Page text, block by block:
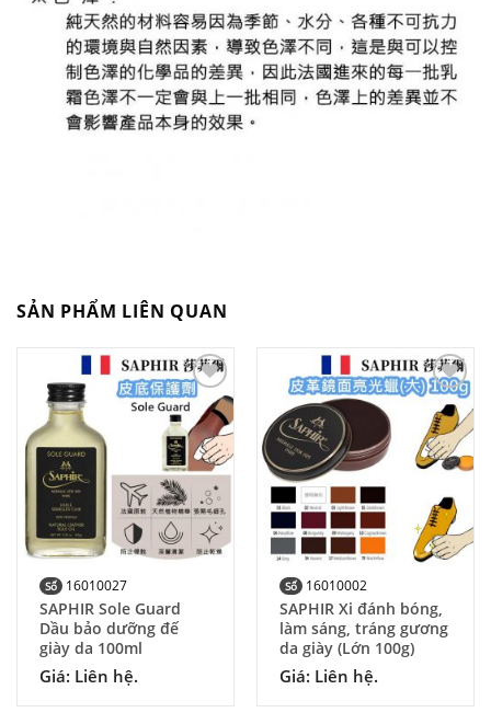
SẢN PHẨM LIÊN QUAN
Add to
Wishlist
Số 16010027
SAPHIR Sole Guard
Dầu bảo dưỡng đế
giày da 100ml
Giá: Liên hệ.
Add to
Wishlist
Số 16010002
SAPHIR Xi đánh bóng,
làm sáng, tráng gương
da giày (Lớn 100g)
Giá: Liên hệ.